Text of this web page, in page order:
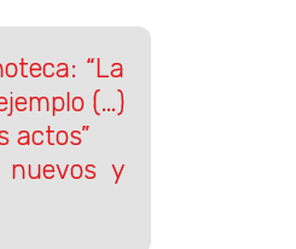
“La
(…)
actos”
y